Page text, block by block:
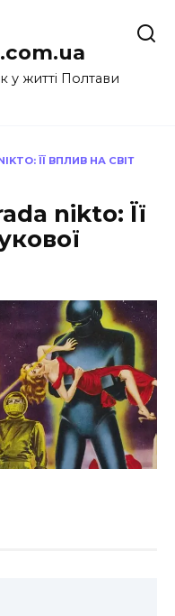
у житті Полтави
ЇЇ ВПЛИВ НА СВІТ
nikto: Її